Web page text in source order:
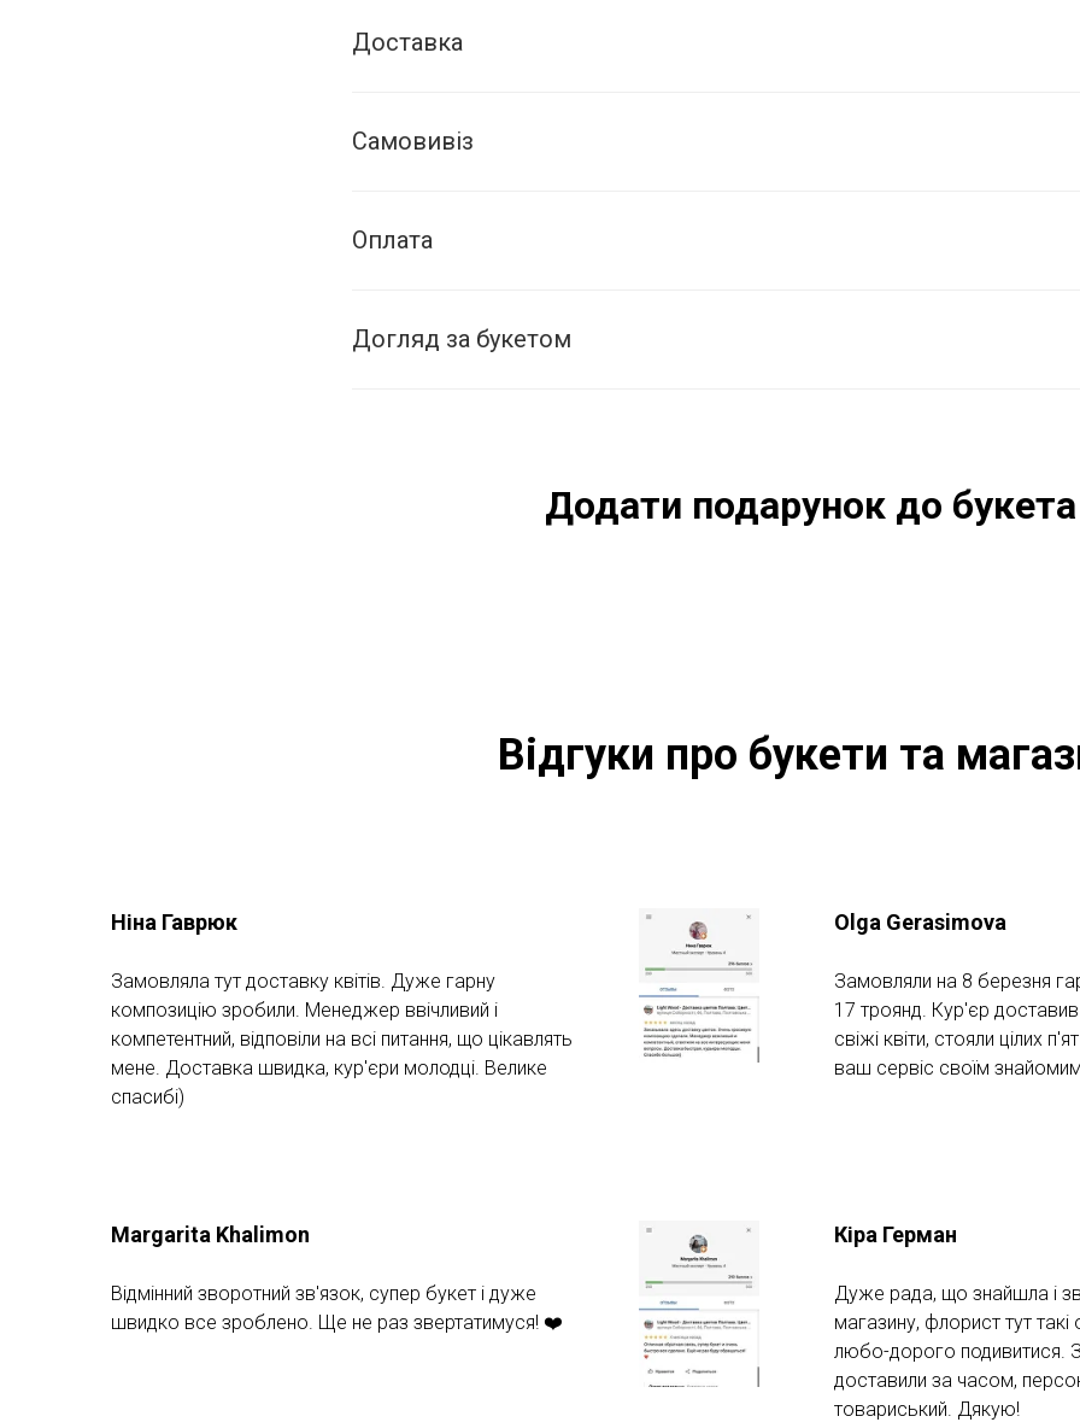
Доставка
Самовивіз
Оплата
Догляд за букетом
Додати подарунок до букета
Відгуки про букети та
Ніна Гаврюк
Замовляла тут доставку квітів. Дуже гарну
композицію зробили. Менеджер ввічливий і
компетентний, відповіли на всі питання, що цікавлять
мене. Доставка швидка, кур'єри молодці. Велике
спасибі)
Olga Gerasimova
Замовляли на 8 березня
17 троянд. Кур'єр
свіжі квіти, стояли цілих
ваш сервіс своїм
Margarita Khalimon
Відмінний зворотний зв'язок, супер букет і дуже
швидко все зроблено. Ще не раз звертатимуся! ❤️
Кіра Герман
Дуже рада, що знайшла і
магазину, флорист тут
любо-дорого подивитися.
доставили за часом,
товариський. Дякую!